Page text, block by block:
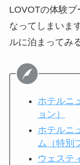
LOVOTの体験
なってしまいま
ルに泊まってみ
ホテルニ
ョン）
ホテルニ
ム（特別
ウェステ